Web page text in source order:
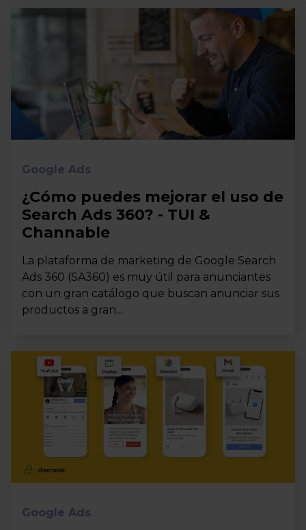
Google Ads
¿Cómo puedes mejorar el uso de
Search Ads 360? - TUI &
Channable
La plataforma de marketing de Google Search
Ads 360 (SA360) es muy útil para anunciantes
con un gran catálogo que buscan anunciar sus
productos a gran...
Google Ads